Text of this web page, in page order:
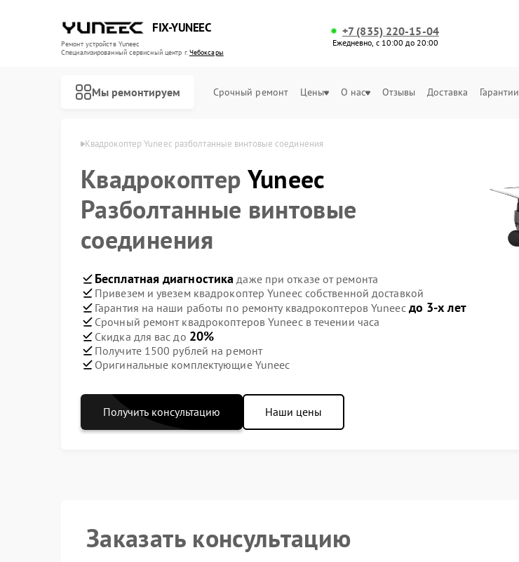
FIX-YUNEEC
Ремонт устройств Yuneec
Специализированный cервисный центр г.Чебоксары
+7 (835) 220-15-04
Ежедневно, с 10:00 до 20:00
Мы ремонтируем Срочный ремонт Цены О нас Отзывы Доставка Гарантии
Квадрокоптер Yuneec разболтанные винтовые соединения
Квадрокоптер Yuneec
Разболтанные винтовые
соединения
Бесплатная диагностика даже при отказе от ремонта
Привезем и увезем квадрокоптер Yuneec собственной доставкой
Гарантия на наши работы по ремонту квадрокоптеров Yuneec до 3-х лет
Срочный ремонт квадрокоптеров Yuneec в течении часа
Скидка для вас до 20%
Получите 1500 рублей на ремонт
Оригинальные комплектующие Yuneec
Получить консультацию Наши цены
Заказать консультацию